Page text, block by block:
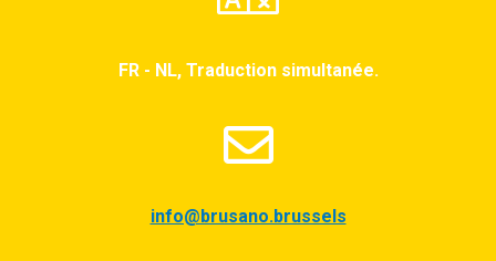
FR - NL, Traduction simultanée.
info@brusano.brussels